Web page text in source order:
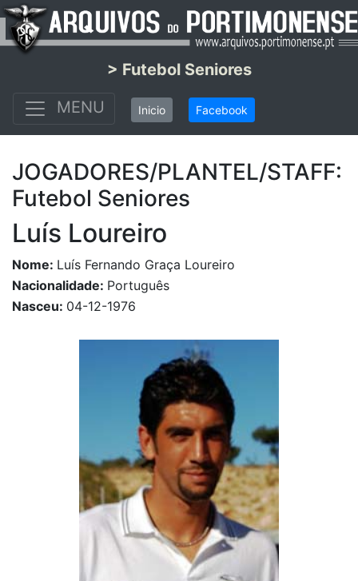
> Futebol Seniores
MENU
Inicio Facebook
JOGADORES/PLANTEL/STAFF:
Futebol Seniores
Luís Loureiro
Nome: Luís Fernando Graça Loureiro
Nacionalidade: Português
Nasceu: 04-12-1976